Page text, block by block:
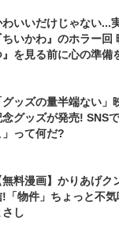
わいいだけじゃない...
ちいかわ』のホラー
』を見る前に心の準備
グッズの量半端ない
念グッズが発売! SNS
」って何だ?
無料漫画】かりあげ
!「物件」ちょっと不
さし